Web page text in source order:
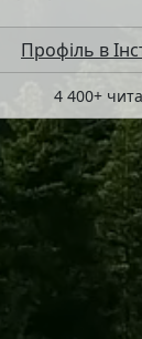
Профіль в
4 400+